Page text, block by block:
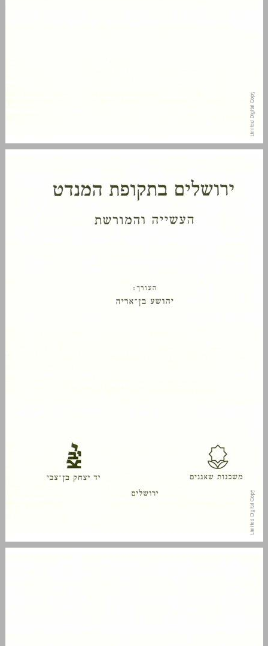
ירושלים בתקופת המנדט הבריטי — סקירה היסטורית ... 3